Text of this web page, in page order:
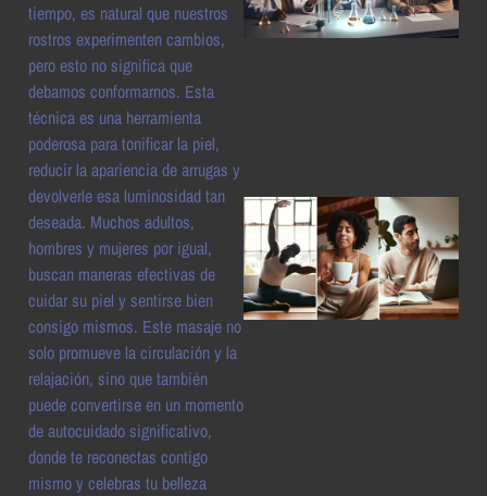
tiempo, es natural que nuestros
rostros experimenten cambios,
pero esto no significa que
debamos conformarnos. Esta
técnica es una herramienta
poderosa para tonificar la piel,
reducir la apariencia de arrugas y
devolverle esa luminosidad tan
deseada. Muchos adultos,
hombres y mujeres por igual,
buscan maneras efectivas de
cuidar su piel y sentirse bien
consigo mismos. Este masaje no
solo promueve la circulación y la
relajación, sino que también
puede convertirse en un momento
de autocuidado significativo,
donde te reconectas contigo
mismo y celebras tu belleza